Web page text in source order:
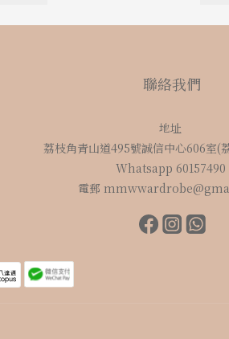
聯絡我們
地址
荔枝角青山道495號誠信中心606室(
Whatsapp 60157490
電郵